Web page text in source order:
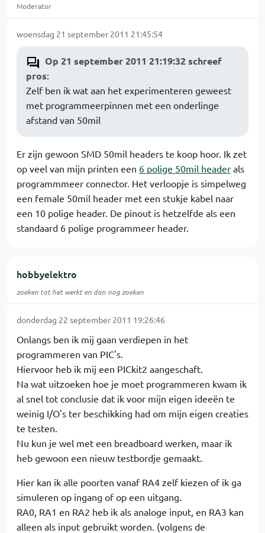
Moderator
woensdag 21 september 2011 21:45:54
Op 21 september 2011 21:19:32 schreef
pros:
Zelf ben ik wat aan het experimenteren geweest
met programmeerpinnen met een onderlinge
afstand van 50mil
Er zijn gewoon SMD 50mil headers te koop hoor. Ik zet
op veel van mijn printen een 6 polige 50mil header als
programmmeer connector. Het verloopje is simpelweg
een female 50mil header met een stukje kabel naar
een 10 polige header. De pinout is hetzelfde als een
standaard 6 polige programmeer header.
hobbyelektro
zoeken tot het werkt en dan nog zoeken
donderdag 22 september 2011 19:26:46
Onlangs ben ik mij gaan verdiepen in het
programmeren van PIC's.
Hiervoor heb ik mij een PICkit2 aangeschaft.
Na wat uitzoeken hoe je moet programmeren kwam ik
al snel tot conclusie dat ik voor mijn eigen ideeën te
weinig I/O's ter beschikking had om mijn eigen creaties
te testen.
Nu kun je wel met een breadboard werken, maar ik
heb gewoon een nieuw testbordje gemaakt.
Hier kan ik alle poorten vanaf RA4 zelf kiezen of ik ga
simuleren op ingang of op een uitgang.
RA0, RA1 en RA2 heb ik als analoge input, en RA3 kan
alleen als input gebruikt worden. (volgens de